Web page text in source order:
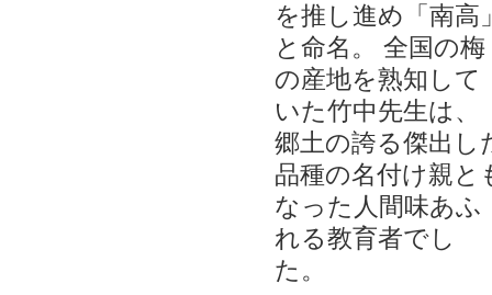
を推し進め「南高
と命名。 全国の梅
の産地を熟知して
いた竹中先生は、
郷土の誇る傑出し
品種の名付け親と
なった人間味あふ
れる教育者でし
た。